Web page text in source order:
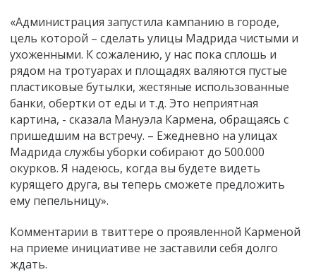
«Администрация запустила кампанию в городе,
цель которой – сделать улицы Мадрида чистыми и
ухоженными. К сожалению, у нас пока сплошь и
рядом на тротуарах и площадях валяются пустые
пластиковые бутылки, жестяные использованные
банки, обертки от еды и т.д. Это неприятная
картина, - сказала Мануэла Кармена, обращаясь с
пришедшим на встречу. – Ежедневно на улицах
Мадрида службы уборки собирают до 500.000
окурков. Я надеюсь, когда вы будете видеть
курящего друга, вы теперь сможете предложить
ему пепельницу».
Комментарии в твиттере о проявленной Карменой
на приеме инициативе не заставили себя долго
ждать.